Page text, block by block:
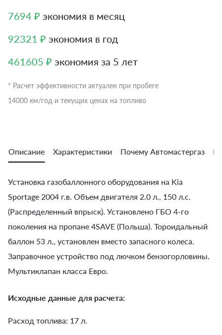
7694 ₽ экономия в месяц
92321 ₽ экономия в год
461605 ₽ экономия за 5 лет
* Расчет эффективности актуален при пробеге
14000 км/год и текущих ценах на топливо
Описание Характеристики Почему Автомастергаз
Установка газобаллонного оборудования на Kia
Sportage 2004 г.в. Объем двигателя 2.0 л., 150 л.с.
(Распределенный впрыск). Установлено ГБО 4-го
поколения на пропане 4SAVE (Польша). Тороидальный
баллон 53 л., установлен вместо запасного колеса.
Заправочное устройство под лючком бензогорловины.
Мультиклапан класса Евро.
Исходные данные для расчета:
Расход топлива: 17 л.